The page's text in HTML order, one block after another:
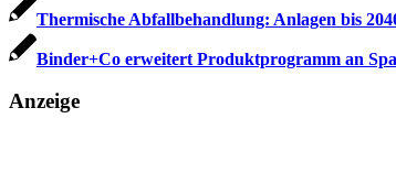
Thermische Abfallbehandlung: Anlagen bis
Binder+Co erweitert Produktprogramm an
Anzeige